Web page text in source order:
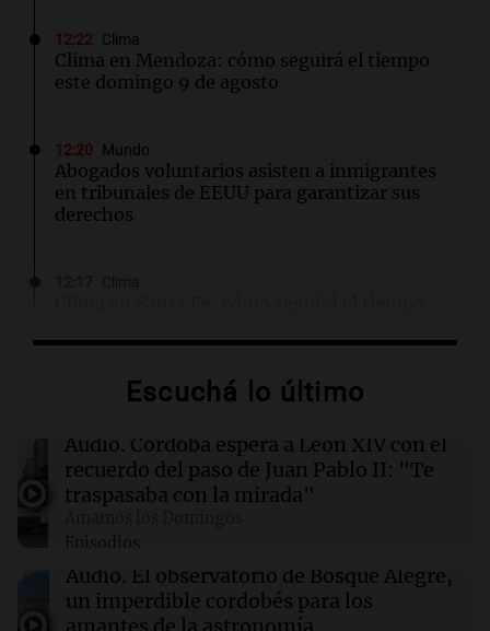
12:22 Clima
Clima en Mendoza: cómo seguirá el tiempo
este domingo 9 de agosto
12:20 Mundo
Abogados voluntarios asisten a inmigrantes
en tribunales de EEUU para garantizar sus
derechos
Clima
domingo 9 de agosto
12:06 Clima
domingo 9 de agosto
12:00 Clima
Escuchá lo último
Audio. Córdoba espera a León XIV con el
recuerdo del paso de Juan Pablo II: "Te
traspasaba con la mirada"
Episodios
Audio. El observatorio de Bosque Alegre,
un imperdible cordobés para los
amantes de la astronomía